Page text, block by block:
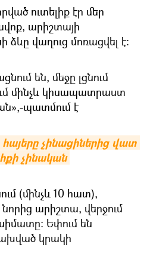
ուտելիք էր մեր
արիշտայի
վաղուց մոռացվել է։
են, մեջը լցնում
մինչև կիսապատրաստ
պատմում է
չինացիներից վատ
չինական
(մինչև 10 հատ),
արիշտա, վերջում
Եփում են
կրակի